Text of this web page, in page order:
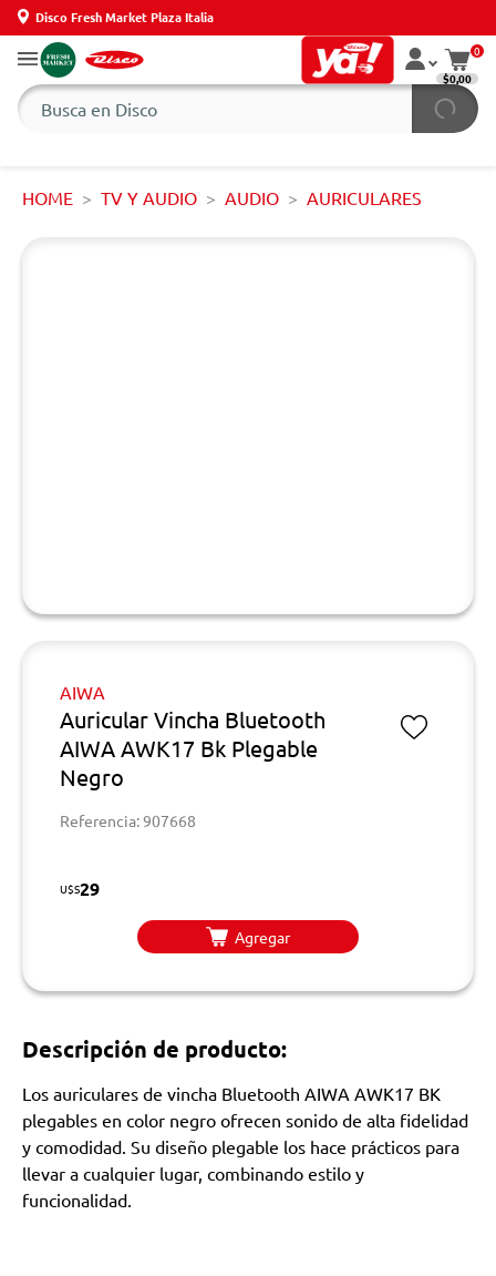
Disco Fresh Market Plaza Italia
0
$0,00
HOME TV Y AUDIO AUDIO AURICULARES
AIWA
Auricular Vincha Bluetooth
AIWA AWK17 Bk Plegable
Negro
Referencia: 907668
U$S29
Agregar
Descripción de producto:
Los auriculares de vincha Bluetooth AIWA AWK17 BK
plegables en color negro ofrecen sonido de alta fidelidad
y comodidad. Su diseño plegable los hace prácticos para
llevar a cualquier lugar, combinando estilo y
funcionalidad.